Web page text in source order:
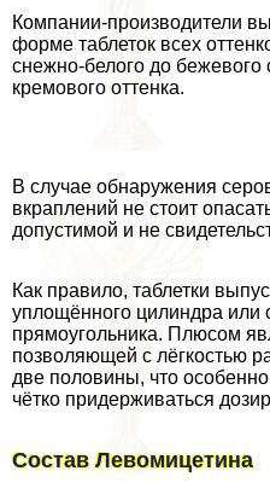
Компании-производители
форме таблеток всех
снежно-белого до бежевого
кремового оттенка.
В случае обнаружения
вкраплений не стоит
допустимой и не
Как правило, таблетки
уплощённого цилиндра или
прямоугольника. Плюсом
позволяющей с лёгкостью
две половины, что
чётко придерживаться
Состав Левомицетина